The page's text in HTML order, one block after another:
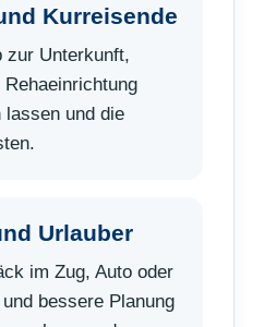
Kurreisende
zur Unterkunft,
und die
Urlauber
im Zug, Auto oder
bessere Planung